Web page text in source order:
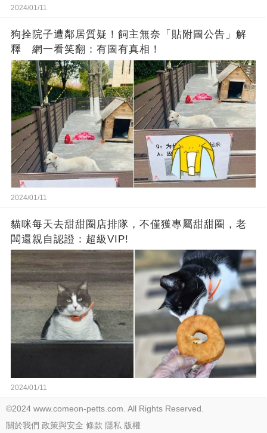
2024/01/11
狗拴院子遭鄰居質疑！飼主無奈「貼附圖公告」解
釋 網一看笑翻：有圖有真相！
2024/01/11
貓咪每天去甜甜圈店排隊，不僅獲專屬甜甜圈，老
闆還親自認證：超級VIP!
2024/01/11
©2024 www.comeon-petts.com. All Rights Reserved.
關於我們 政策與安全 條款 隱私 版權